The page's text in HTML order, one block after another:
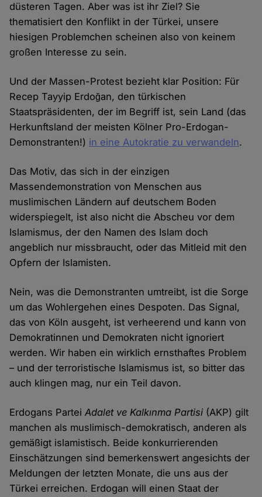
düsteren Tagen. Aber was ist ihr Ziel? Sie
thematisiert den Konflikt in der Türkei, unsere
hiesigen Problemchen scheinen also von keinem
großen Interesse zu sein.
Und der Massen-Protest bezieht klar Position: Für
Recep Tayyip Erdoğan, den türkischen
Staatspräsidenten, der im Begriff ist, sein Land (das
Herkunftsland der meisten Kölner Pro-Erdogan-
Demonstranten!) in eine Autokratie zu verwandeln.
Das Motiv, das sich in der einzigen
Massendemonstration von Menschen aus
muslimischen Ländern auf deutschem Boden
widerspiegelt, ist also nicht die Abscheu vor dem
Islamismus, der den Namen des Islam doch
angeblich nur missbraucht, oder das Mitleid mit den
Opfern der Islamisten.
Nein, was die Demonstranten umtreibt, ist die Sorge
um das Wohlergehen eines Despoten. Das Signal,
das von Köln ausgeht, ist verheerend und kann von
Demokratinnen und Demokraten nicht ignoriert
werden. Wir haben ein wirklich ernsthaftes Problem
– und der terroristische Islamismus ist, so bitter das
auch klingen mag, nur ein Teil davon.
Erdogans ParteiAdalet ve Kalkınma Partisi (AKP) gilt
manchen als muslimisch-demokratisch, anderen als
gemäßigt islamistisch. Beide konkurrierenden
Einschätzungen sind bemerkenswert angesichts der
Meldungen der letzten Monate, die uns aus der
Türkei erreichen. Erdogan will einen Staat der